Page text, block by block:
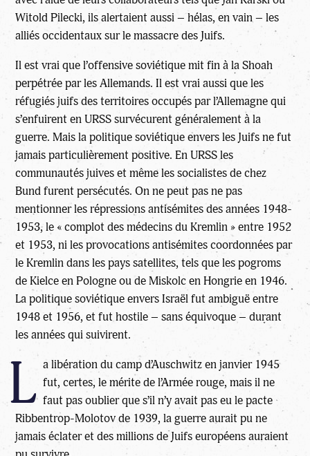
Witold Pilecki, ils alertaient aussi – hélas, en vain – les
alliés occidentaux sur le massacre des Juifs.
Il est vrai que l’offensive soviétique mit fin à la Shoah
perpétrée par les Allemands. Il est vrai aussi que les
réfugiés juifs des territoires occupés par l’Allemagne qui
s’enfuirent en URSS survécurent généralement à la
guerre. Mais la politique soviétique envers les Juifs ne fut
jamais particulièrement positive. En URSS les
communautés juives et même les socialistes de chez
Bund furent persécutés. On ne peut pas ne pas
mentionner les répressions antisémites des années 1948-
1953, le « complot des médecins du Kremlin » entre 1952
et 1953, ni les provocations antisémites coordonnées par
le Kremlin dans les pays satellites, tels que les pogroms
de Kielce en Pologne ou de Miskolc en Hongrie en 1946.
La politique soviétique envers Israël fut ambiguë entre
1948 et 1956, et fut hostile – sans équivoque – durant
les années qui suivirent.
L a libération du camp d’Auschwitz en janvier 1945
fut, certes, le mérite de l’Armée rouge, mais il ne
faut pas oublier que s’il n’y avait pas eu le pacte
Ribbentrop-Molotov de 1939, la guerre aurait pu ne
jamais éclater et des millions de Juifs européens auraient